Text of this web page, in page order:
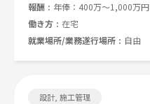
報酬
年俸：400万～1,000万円
働き方
在宅
就業場所/業務遂行場所
自由
設計, 施工管理